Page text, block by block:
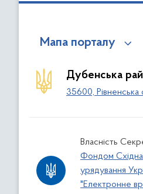
Мапа порталу
Дубенська
35600,
Власність
Фондом
урядування
"Електронне